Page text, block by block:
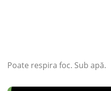
Poate respira foc. Sub apă.